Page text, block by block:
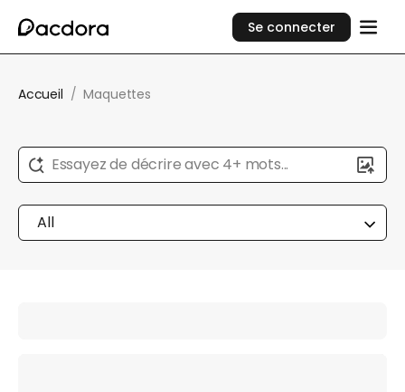
Se connecter
Accueil / Maquettes
Essayez de décrire avec 4+ mots...
All